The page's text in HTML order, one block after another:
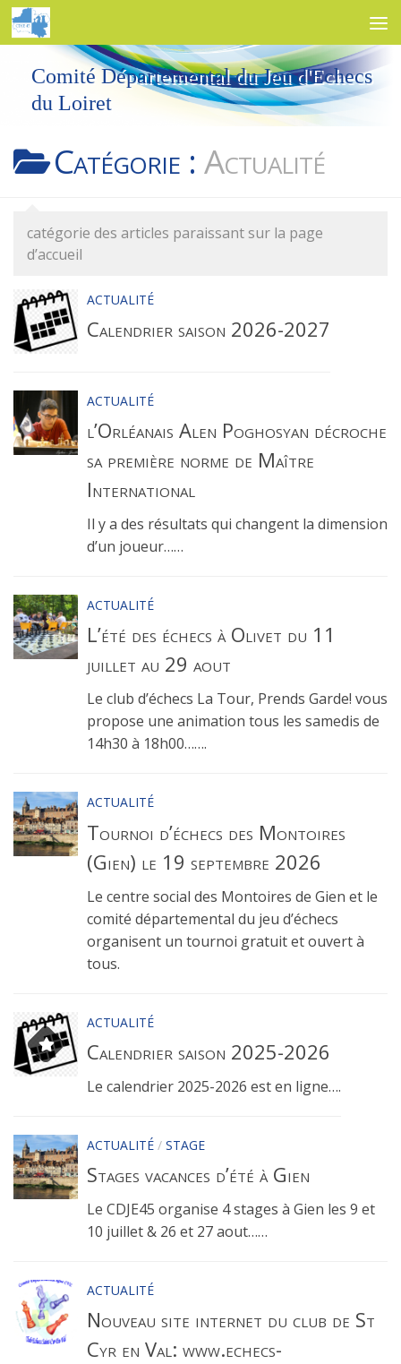
Skip to content
Comité Départemental du Jeu d'Echecs
du Loiret
Catégorie : Actualité
catégorie des articles paraissant sur la page
d’accueil
ACTUALITÉ
Calendrier saison 2026-2027
ACTUALITÉ
l’Orléanais Alen Poghosyan décroche
sa première norme de Maître
International
Il y a des résultats qui changent la dimension
d’un joueur……
ACTUALITÉ
L’été des échecs à Olivet du 11
juillet au 29 aout
Le club d’échecs La Tour, Prends Garde! vous
propose une animation tous les samedis de
14h30 à 18h00…….
ACTUALITÉ
Tournoi d’échecs des Montoires
(Gien) le 19 septembre 2026
Le centre social des Montoires de Gien et le
comité départemental du jeu d’échecs
organisent un tournoi gratuit et ouvert à
tous.
ACTUALITÉ
Calendrier saison 2025-2026
Le calendrier 2025-2026 est en ligne….
ACTUALITÉ / STAGE
Stages vacances d’été à Gien
Le CDJE45 organise 4 stages à Gien les 9 et
10 juillet & 26 et 27 aout……
ACTUALITÉ
Nouveau site internet du club de St
Cyr en Val: www.echecs-